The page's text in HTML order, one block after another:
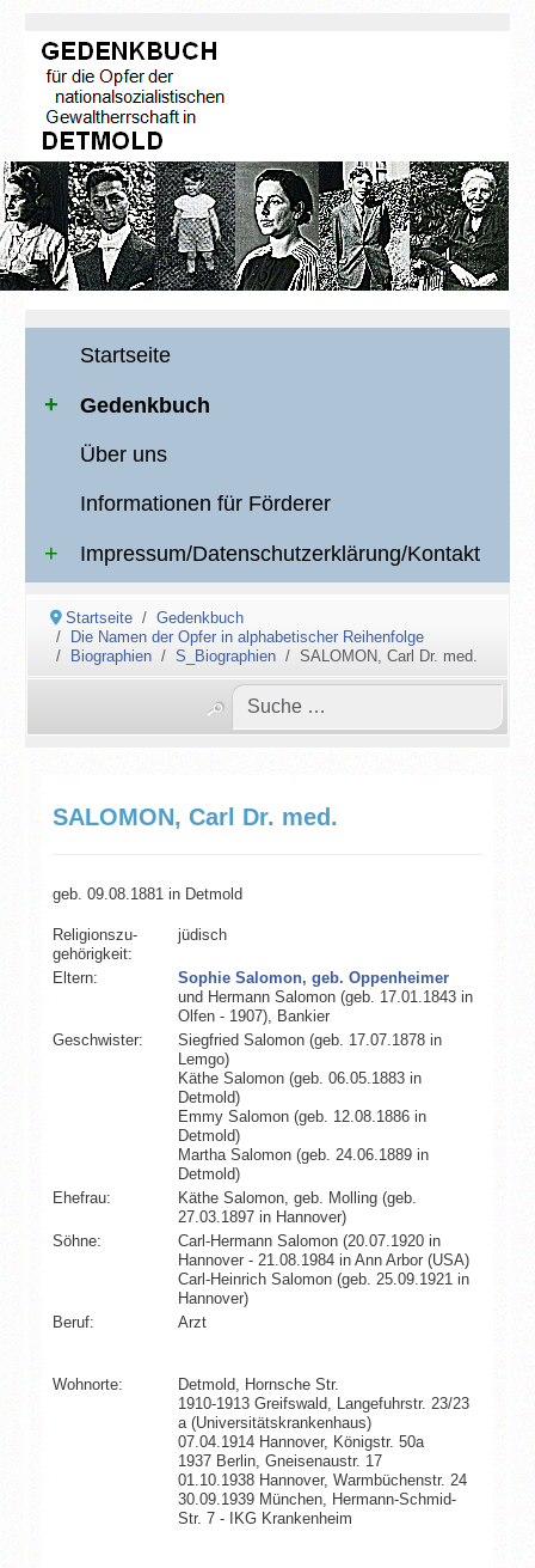
Startseite
Gedenkbuch
Über uns
Informationen für Förderer
Impressum/Datenschutzerklärung/Kontakt
Startseite
Gedenkbuch
Die Namen der Opfer in alphabetischer Reihenfolge
Biographien
S_Biographien SALOMON, Carl Dr. med.
SALOMON, Carl Dr. med.
geb. 09.08.1881 in Detmold
Religionszu­
gehörigkeit:
jüdisch
Eltern:
Sophie Salomon, geb. Oppenheimer
und Hermann Salomon (geb. 17.01.1843 in
Olfen - 1907), Bankier
Geschwister:
Siegfried Salomon (geb. 17.07.1878 in
Lemgo)
Käthe Salomon (geb. 06.05.1883 in
Detmold)
Emmy Salomon (geb. 12.08.1886 in
Detmold)
Martha Salomon (geb. 24.06.1889 in
Detmold)
Ehefrau:
Käthe Salomon, geb. Molling (geb.
27.03.1897 in Hannover)
Söhne:
Carl-Hermann Salomon (20.07.1920 in
Hannover - 21.08.1984 in Ann Arbor (USA)
Carl-Heinrich Salomon (geb. 25.09.1921 in
Hannover)
Beruf:
Arzt
Wohnorte:
Detmold, Hornsche Str.
1910-1913 Greifswald, Langefuhrstr. 23/23
a (Universitätskrankenhaus)
07.04.1914 Hannover, Königstr. 50a
1937 Berlin, Gneisenaustr. 17
01.10.1938 Hannover, Warmbüchenstr. 24
30.09.1939 München, Hermann-Schmid-
Str. 7 - IKG Krankenheim